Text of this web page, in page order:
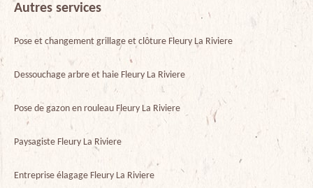
Autres services
Pose et changement grillage et clôture Fleury La Riviere
Dessouchage arbre et haie Fleury La Riviere
Pose de gazon en rouleau Fleury La Riviere
Paysagiste Fleury La Riviere
Entreprise élagage Fleury La Riviere